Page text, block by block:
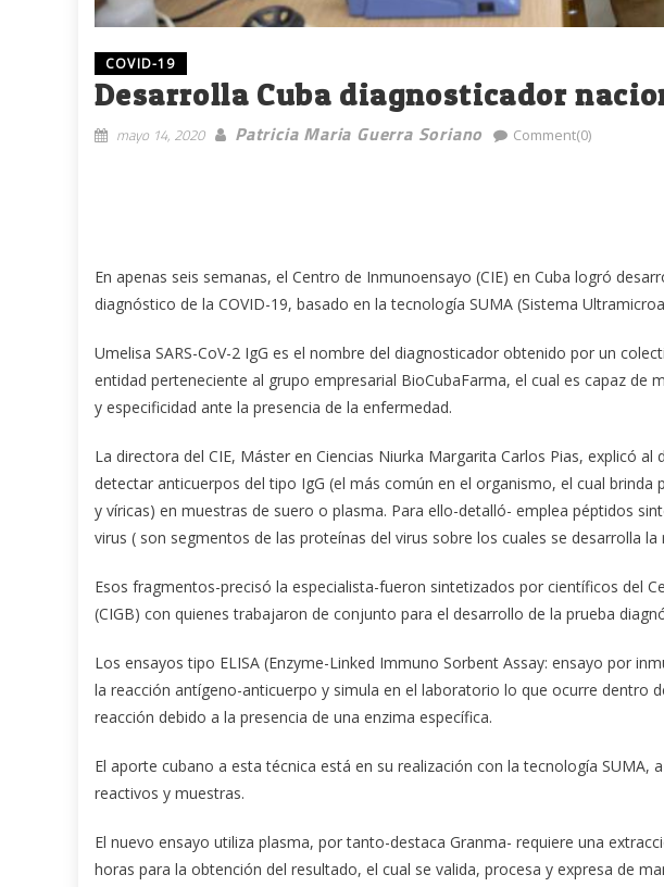
COVID-19
Desarrolla Cuba diagnosticador
mayo 14, 2020 Patricia Maria Guerra Soriano Comment(0)
En apenas seis semanas, el Centro de Inmunoensayo (CIE) en Cuba logró
diagnóstico de la COVID-19, basado en la tecnología SUMA (Sistema
Umelisa SARS-CoV-2 IgG es el nombre del diagnosticador obtenido por un
entidad perteneciente al grupo empresarial BioCubaFarma, el cual es capaz de
y especificidad ante la presencia de la enfermedad.
La directora del CIE, Máster en Ciencias Niurka Margarita Carlos Pias, explicó
detectar anticuerpos del tipo IgG (el más común en el organismo, el cual
y víricas) en muestras de suero o plasma. Para ello-detalló- emplea péptidos
virus ( son segmentos de las proteínas del virus sobre los cuales se desarrolla
Esos fragmentos-precisó la especialista-fueron sintetizados por científicos del
(CIGB) con quienes trabajaron de conjunto para el desarrollo de la prueba
Los ensayos tipo ELISA (Enzyme-Linked Immuno Sorbent Assay: ensayo por
la reacción antígeno-anticuerpo y simula en el laboratorio lo que ocurre dentro
reacción debido a la presencia de una enzima específica.
El aporte cubano a esta técnica está en su realización con la tecnología SUMA,
reactivos y muestras.
El nuevo ensayo utiliza plasma, por tanto-destaca Granma- requiere una
horas para la obtención del resultado, el cual se valida, procesa y expresa de